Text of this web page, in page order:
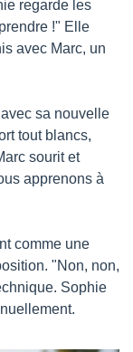
regarde les
!" Elle
avec Marc, un
sa nouvelle
tout blancs,
sourit et
apprenons à
comme une
"Non, non,
Sophie